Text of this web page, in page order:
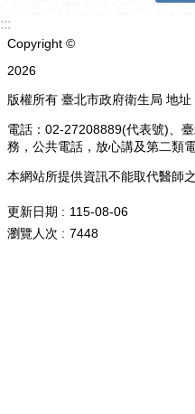
:::
Copyright ©
2026
版權所有 臺北市政府衛生局 地
電話：02-27208889(代表號)、
務，公共電話，放心講及第二類
本網站所提供資訊不能取代醫師
更新日期
115-08-06
瀏覽人次
7448